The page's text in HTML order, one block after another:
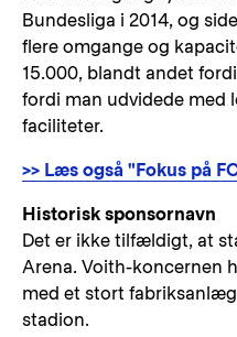
Bundesliga i 2014, og
flere omgange og
15.000, blandt andet
fordi man udvidede med
faciliteter.
>> Læs også "Fokus på
Historisk sponsornavn
Det er ikke tilfældigt, at
Arena. Voith-koncernen
med et stort
stadion.